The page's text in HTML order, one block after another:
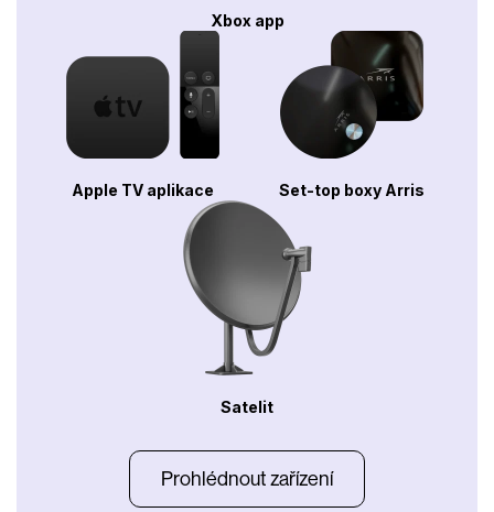
Xbox app
Apple TV aplikace Set-top boxy Arris
Satelit
Prohlédnout zařízení